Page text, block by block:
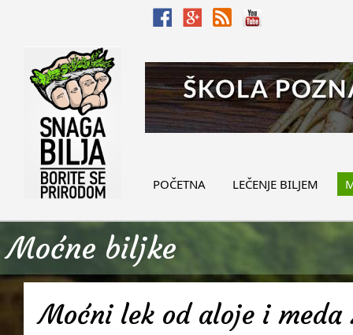
POČETNA LEČENJE BILJEM
Moćne biljke
Moćni lek od aloje i meda